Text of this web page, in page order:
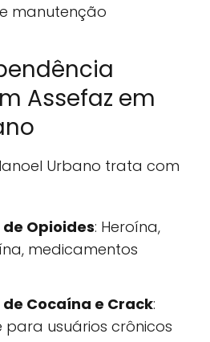
manutenção
Assefaz em
Urbano trata com
Opioides: Heroína,
medicamentos
Cocaína e Crack:
para usuários crônicos